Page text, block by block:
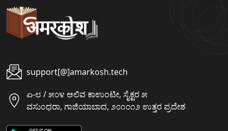
support[@]amarkosh.tech
ಏ-೮ / ೫೦೪ ಆಲಿವ ಕಾಉಂಟೀ, ಸೈಕ್ಟರ ೫
ವಸುಂಧರಾ, ಗಾಜಿಯಾಬಾದ, ೨೦೧೦೧೨ ಉತ್ತರ ಪ್ರದೇಶ